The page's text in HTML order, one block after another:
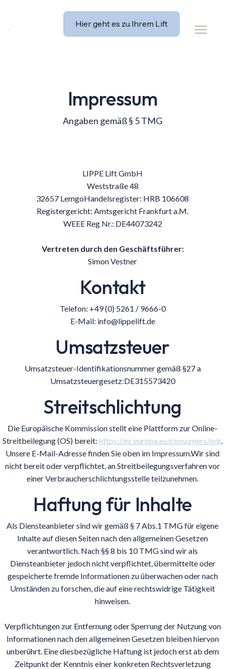
Hier geht es zu Ihrem Lift
Impressum
Angaben gemäß § 5 TMG
LIPPE Lift GmbH
Weststraße 48
32657 LemgoHandelsregister: HRB 106608
Registergericht: Amtsgericht Frankfurt a.M.
WEEE Reg Nr.: DE44073242
Vertreten durch den Geschäftsführer:
Simon Vestner
Kontakt
Telefon: +49 (0) 5261 / 9666-0
E-Mail: info@lippelift.de
Umsatzsteuer
Umsatzsteuer-Identifikationsnummer gemäß §27 a
Umsatzsteuergesetz:DE315573420
Streitschlichtung
Die Europäische Kommission stellt eine Plattform zur Online-
Streitbeilegung (OS) bereit: https://ec.europa.eu/consumers/odr.
Unsere E-Mail-Adresse finden Sie oben im Impressum.Wir sind
nicht bereit oder verpflichtet, an Streitbeilegungsverfahren vor
einer Verbraucherschlichtungsstelle teilzunehmen.
Haftung für Inhalte
Als Diensteanbieter sind wir gemäß § 7 Abs.1 TMG für eigene
Inhalte auf diesen Seiten nach den allgemeinen Gesetzen
verantwortlich. Nach §§ 8 bis 10 TMG sind wir als
Diensteanbieter jedoch nicht verpflichtet, übermittelte oder
gespeicherte fremde Informationen zu überwachen oder nach
Umständen zu forschen, die auf eine rechtswidrige Tätigkeit
hinweisen.
Verpflichtungen zur Entfernung oder Sperrung der Nutzung von
Informationen nach den allgemeinen Gesetzen bleiben hiervon
unberührt. Eine diesbezügliche Haftung ist jedoch erst ab dem
Zeitpunkt der Kenntnis einer konkreten Rechtsverletzung